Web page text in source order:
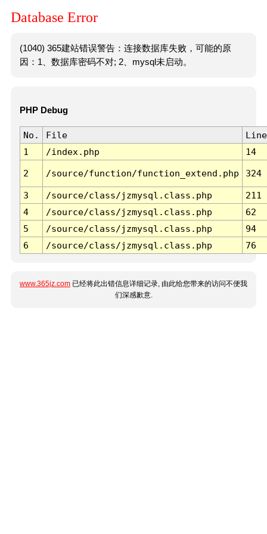
Database Error
(1040) 365建站错误警告：连接数据库失败，可能的原
因：1、数据库密码不对; 2、mysql未启动。
PHP Debug
No. File
Line
1
/index.php 14
2 /source/function/function_extend.php 324
3 /source/class/jzmysql.class.php
211
4
/source/class/jzmysql.class.php
62
5
/source/class/jzmysql.class.php
94
6
/source/class/jzmysql.class.php 76
www.365jz.com 已经将此出错信息详细记录, 由此给您带来的访问不便我
们深感歉意.